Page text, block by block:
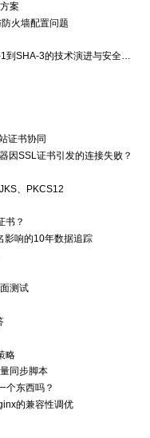
案
火墙配置问题
SSL证书SHA系列散列算法深度解析：从SHA-1到SHA-3的技术演进与安全特性
证书协同
因SSL证书引发的连接失败？
、PKCS12
书？
影响的10年数据追踪
测试
略
同步脚本
个东西吗？
的兼容性调优